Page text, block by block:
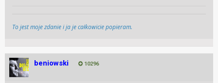
To jest moje zdanie i ja je całkowicie popieram.
beniowski 10296